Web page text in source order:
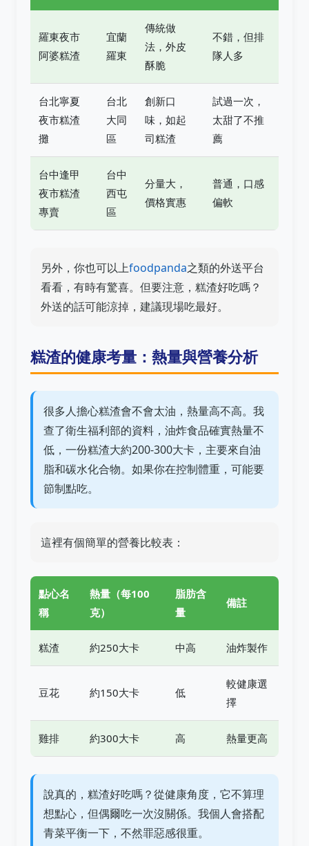
羅東夜市
阿婆糕渣
宜蘭
羅東
傳統做
法，外皮
酥脆
不錯，但排
隊人多
台北寧夏
夜市糕渣
攤
台北
大同
區
創新口
味，如起
司糕渣
試過一次，
太甜了不推
薦
台中逢甲
夜市糕渣
專賣
台中
西屯
區
分量大，
價格實惠
普通，口感
偏軟
另外，你也可以上foodpanda之類的外送平台
看看，有時有驚喜。但要注意，糕渣好吃嗎？
外送的話可能涼掉，建議現場吃最好。
糕渣的健康考量：熱量與營養分析
很多人擔心糕渣會不會太油，熱量高不高。我
查了衛生福利部的資料，油炸食品確實熱量不
低，一份糕渣大約200-300大卡，主要來自油
脂和碳水化合物。如果你在控制體重，可能要
節制點吃。
這裡有個簡單的營養比較表：
點心名
稱
熱量（每100
克）
脂肪含
量
備註
糕渣 約250大卡 中高 油炸製作
豆花 約150大卡 低
較健康選
擇
雞排 約300大卡 高 熱量更高
說真的，糕渣好吃嗎？從健康角度，它不算理
想點心，但偶爾吃一次沒關係。我個人會搭配
青菜平衡一下，不然罪惡感很重。